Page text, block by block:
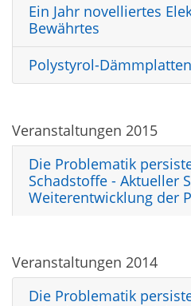
Ein Jahr novelliertes
Bewährtes
Polystyrol-
Veranstaltungen 2015
Die Problematik
Schadstoffe - Aktueller
Weiterentwicklung der
Veranstaltungen 2014
Die Problematik